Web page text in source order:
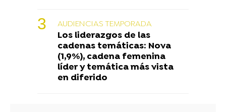
AUDIENCIAS TEMPORADA
Los liderazgos de las
cadenas temáticas: Nova
(1,9%), cadena femenina
líder y temática más vista
en diferido